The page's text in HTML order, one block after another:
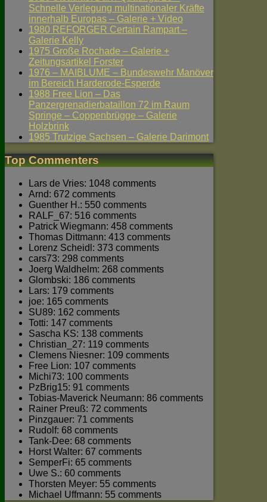
Schnelle Verlegung multinationaler Kräfte
innerhalb Europas – Galerie + Video
1980 REFORGER Certain Rampart –
Galerie Kelly
1975 Große Rochade – Galerie +
Zeitungsartikel Forster
1976 – MAIBLUME – Bundeswehr Manöver
im Bereich Harderode-Esperde
1988 Free Lion – Das
Panzergrenadierbataillon 72 im Raum
Springe – Coppenbrügge – Galerie
Holzbrink
1985 Trutzige Sachsen – Galerie Darimont
Top Commenters
Lars de Vries: 1048 comments
Arnd: 672 comments
Guenther H.: 550 comments
RALF_67: 516 comments
Patrick Wiegmann: 458 comments
Thomas Dittmann: 413 comments
Lorenz Scheidl: 373 comments
cars73: 298 comments
Joerg Waldhelm: 268 comments
Glombski: 186 comments
Lars: 179 comments
joe: 165 comments
SU89: 162 comments
Totti: 147 comments
Sascha KS: 138 comments
Christian_27: 119 comments
Clemens Niesner: 109 comments
Free Lion: 107 comments
Michi73: 100 comments
PzBrig15: 91 comments
Tobias-Maverick Neumann: 86 comments
Rainer Preuß: 72 comments
Pinzgauer: 71 comments
Rudolf: 68 comments
Tank-Dee: 68 comments
Horst Walter: 67 comments
SemperFi: 65 comments
Uwe S.: 60 comments
Thorsten Meyer: 55 comments
Michael Uffmann: 55 comments